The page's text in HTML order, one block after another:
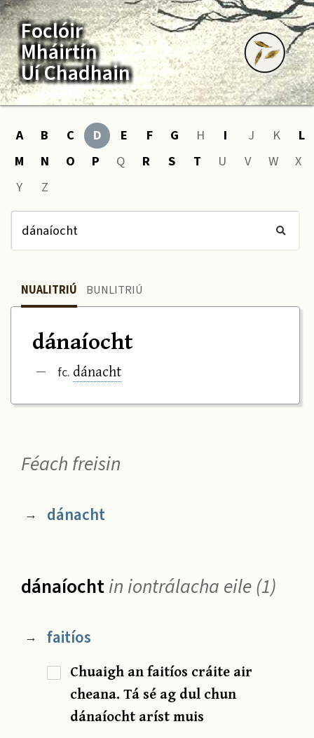
Foclóir
Mháirtín
Uí Chadhain
A B C D E F G H I J K
L
M
N O P Q R S T U V W
X
Y
Z
NUALITRIÚ BUNLITRIÚ
dánaíocht
— fc. dánacht
Féach freisin
→ dánacht
dánaíochtin iontrálacha eile (1)
→ faitíos
Chuaigh an faitíos cráite air
cheana. Tá sé ag dul chun
dánaíocht aríst muis